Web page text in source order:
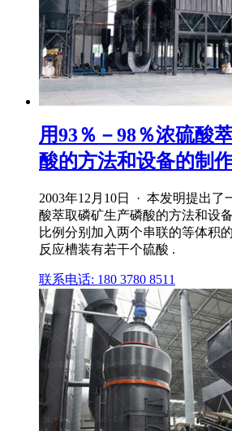
用93％－98％浓硫酸
酸的方法和设备的制
2003年12月10日 · 本发明提出了
酸萃取磷矿生产磷酸的方法和设
比例分别加入两个串联的等体积
反应槽装有若干个硫酸 .
联系电话: 180 3780 8511